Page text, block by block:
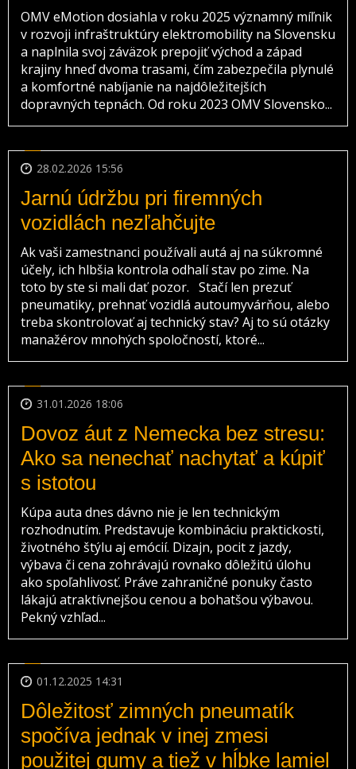
OMV eMotion dosiahla v roku 2025 významný míľnik
v rozvoji infraštruktúry elektromobility na Slovensku
a naplnila svoj záväzok prepojiť východ a západ
krajiny hneď dvoma trasami, čím zabezpečila plynulé
a komfortné nabíjanie na najdôležitejších
dopravných tepnách. Od roku 2023 OMV Slovensko...
28.02.2026 15:56
Jarnú údržbu pri firemných
vozidlách nezľahčujte
Ak vaši zamestnanci používali autá aj na súkromné
účely, ich hlbšia kontrola odhalí stav po zime. Na
toto by ste si mali dať pozor. Stačí len prezuť
pneumatiky, prehnať vozidlá autoumyvárňou, alebo
treba skontrolovať aj technický stav? Aj to sú otázky
manažérov mnohých spoločností, ktoré...
31.01.2026 18:06
Dovoz áut z Nemecka bez stresu:
Ako sa nenechať nachytať a kúpiť
s istotou
Kúpa auta dnes dávno nie je len technickým
rozhodnutím. Predstavuje kombináciu praktickosti,
životného štýlu aj emócií. Dizajn, pocit z jazdy,
výbava či cena zohrávajú rovnako dôležitú úlohu
ako spoľahlivosť. Práve zahraničné ponuky často
lákajú atraktívnejšou cenou a bohatšou výbavou.
Pekný vzhľad...
01.12.2025 14:31
Dôležitosť zimných pneumatík
spočíva jednak v inej zmesi
použitej gumy a tiež v hĺbke lamiel